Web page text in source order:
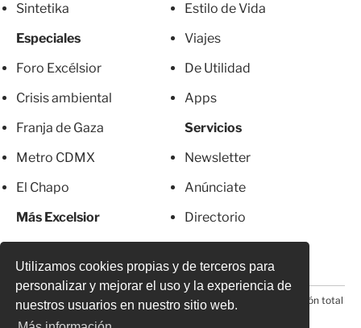
Utilizamos cookies propias y de terceros para
personalizar y mejorar el uso y la experiencia de
nuestros usuarios en nuestro sitio web.
Sintetika
Especiales
Foro Excélsior
Crisis ambiental
Franja de Gaza
Metro CDMX
El Chapo
Más Excelsior
Estilo de Vida
Viajes
De Utilidad
Apps
Servicios
Newsletter
Anúnciate
Directorio
© 2026 Todos los derechos reservados. Prohibida la reproducción total
o parcial, incluyendo cualquier medio electrónico*